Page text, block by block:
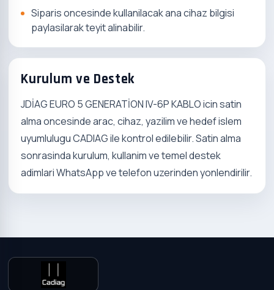
Siparis oncesinde kullanilacak ana cihaz bilgisi
paylasilarak teyit alinabilir.
Kurulum ve Destek
JDİAG EURO 5 GENERATİON IV-6P KABLO icin satin
alma oncesinde arac, cihaz, yazilim ve hedef islem
uyumlulugu CADIAG ile kontrol edilebilir. Satin alma
sonrasinda kurulum, kullanim ve temel destek
adimlari WhatsApp ve telefon uzerinden yonlendirilir.